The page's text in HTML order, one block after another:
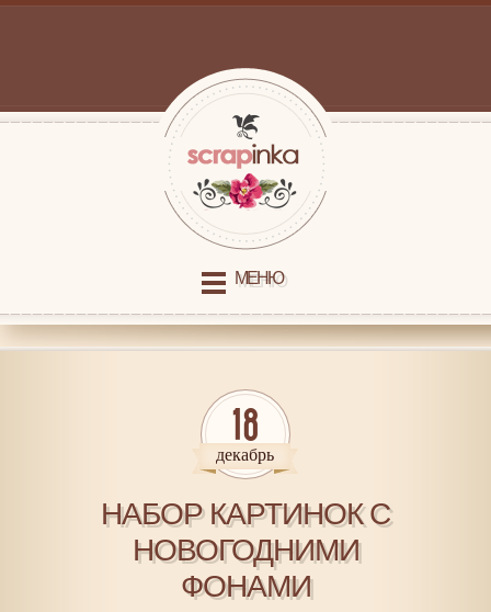
МЕНЮ
18
декабрь
НАБОР КАРТИНОК С
НОВОГОДНИМИ
ФОНАМИ